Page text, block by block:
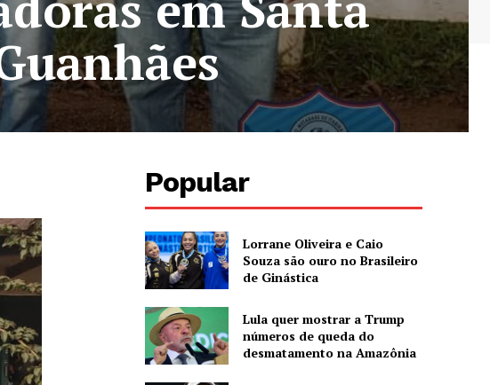
Popular
Lorrane Oliveira e Caio
Souza são ouro no Brasileiro
de Ginástica
Lula quer mostrar a Trump
números de queda do
desmatamento na Amazônia